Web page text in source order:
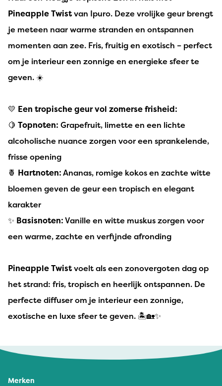
Pineapple Twistvan Ipuro. Deze vrolijke geur brengt
je meteen naar warme stranden en ontspannen
momenten aan zee. Fris, fruitig en exotisch – perfect
om je interieur een zonnige en energieke sfeer te
geven. ☀️
💛 Een tropische geur vol zomerse frisheid:
🍋 Topnoten: Grapefruit, limette en een lichte
alcoholische nuance zorgen voor een sprankelende,
frisse opening
🍍 Hartnoten:Ananas, romige kokos en zachte witte
bloemen geven de geur een tropisch en elegant
karakter
✨ Basisnoten:Vanille en witte muskus zorgen voor
een warme, zachte en verfijnde afronding
Pineapple Twistvoelt als een zonovergoten dag op
het strand: fris, tropisch en heerlijk ontspannen. De
perfecte diffuser om je interieur een zonnige,
exotische en luxe sfeer te geven. 🏝️🏡✨
Merken